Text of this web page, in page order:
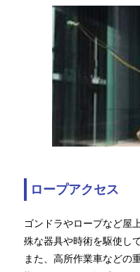
ロープアクセス
ゴンドラやロープなど屋
殊な器具や時術を駆使し
また、高所作業車などの